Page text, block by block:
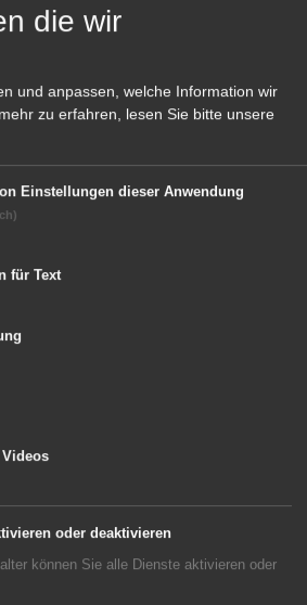
verbracht hat,
die ehemalige
in extremen
wie sie Tieren und
und gewährt
und
März, 9 Uhr stellt Lic.
das Buch im
im Evangelischen
Albert-Schweitzer-Haus
55) in Unterkochen
immer frei, eine
die wir
und anpassen, welche Information wir
zu erfahren, lesen Sie bitte unsere
Einstellungen dieser Anwendung
für Text
oder deaktivieren
können Sie alle Dienste aktivieren oder